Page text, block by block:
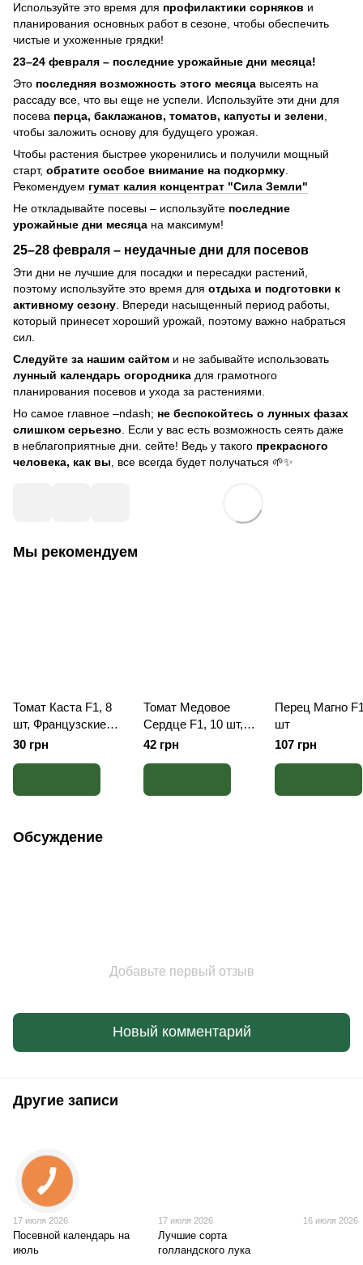
Используйте это время для профилактики сорняков и
планирования основных работ в сезоне, чтобы обеспечить
чистые и ухоженные грядки!
23–24 февраля – последние урожайные дни месяца!
Это последняя возможность этого месяца высеять на
рассаду все, что вы еще не успели. Используйте эти дни для
посева перца, баклажанов, томатов, капусты и зелени,
чтобы заложить основу для будущего урожая.
Чтобы растения быстрее укоренились и получили мощный
старт, обратите особое внимание на подкормку.
Рекомендуем гумат калия концентрат "Сила Земли"
Не откладывайте посевы – используйте последние
урожайные дни месяца на максимум!
25–28 февраля – неудачные дни для посевов
Эти дни не лучшие для посадки и пересадки растений,
поэтому используйте это время для отдыха и подготовки к
активному сезону. Впереди насыщенный период работы,
который принесет хороший урожай, поэтому важно набраться
сил.
Следуйте за нашим сайтом и не забывайте использовать
лунный календарь огородника для грамотного
планирования посевов и ухода за растениями.
Но самое главное –ndash; не беспокойтесь о лунных фазах
слишком серьезно. Если у вас есть возможность сеять даже
в неблагоприятные дни. сейте! Ведь у такого прекрасного
человека, как вы, все всегда будет получаться 🌱✨
Мы рекомендуем
Томат Каста F1, 8
шт, Французские
семена
30 грн
Томат Медовое
Сердце F1, 10 шт,
Сербские семена
42 грн
Перец Магно
шт
107 грн
Обсуждение
Добавьте первый отзыв
Новый комментарий
Другие записи
17 июля 2026
Посевной календарь на
июль
17 июля 2026
Лучшие сорта
голландского лука
16 июля 2026